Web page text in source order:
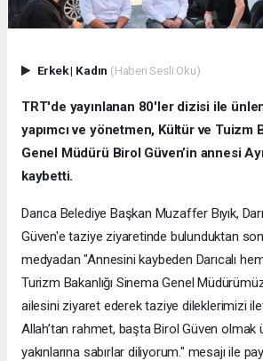
Erkek| Kadın (Haberi Sesli Oku)
TRT'de yayınlanan 80'ler dizisi ile
yapımcı ve yönetmen, Kültür ve Tuizm
Genel Müdürü Birol Güven’in annesi
kaybetti.
Darıca Belediye Başkan Muzaffer Bıyık,
Güven'e taziye ziyaretinde bulunduktan
medyadan "Annesini kaybeden Darıcalı
Turizm Bakanlığı Sinema Genel
ailesini ziyaret ederek taziye dileklerimizi
Allah’tan rahmet, başta Birol Güven olmak
yakınlarına sabırlar diliyorum." mesajı ile